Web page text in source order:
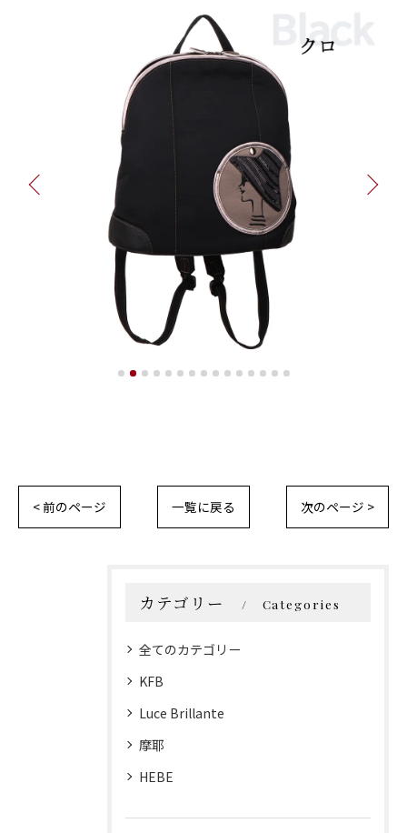
< 前のページ 一覧に戻る 次のページ >
カテゴリー Categories
全てのカテゴリー
KFB
Luce Brillante
摩耶
HEBE